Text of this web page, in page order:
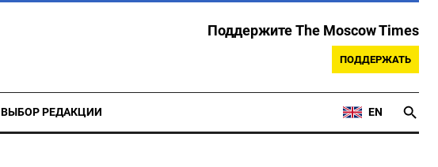
Поддержите The Moscow Times
ПОДДЕРЖАТЬ
ВЫБОР РЕДАКЦИИ EN